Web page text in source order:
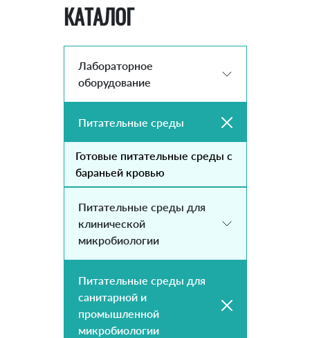
КАТАЛОГ
Лабораторное
оборудование
Питательные среды
Готовые питательные среды с
бараньей кровью
Питательные среды для
клинической
микробиологии
Питательные среды для
санитарной и
промышленной
микробиологии